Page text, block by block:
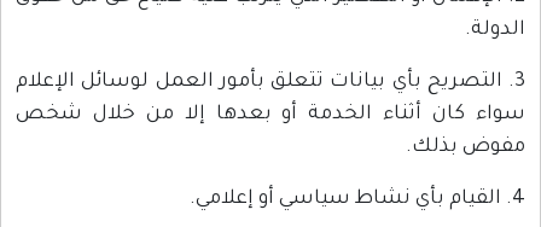
الدولة.
3. التصريح بأي بيانات تتعلق بأمور العمل لوسائل الإعلام
سواء كان أثناء الخدمة أو بعدها إلا من خلال شخص
مفوض بذلك.
4. القيام بأي نشاط سياسي أو إعلامي.